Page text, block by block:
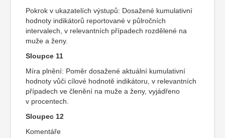
Pokrok v ukazatelích výstupů: Dosažené kumulativní
hodnoty indikátorů reportované v půlročních
intervalech, v relevantních případech rozdělené na
muže a ženy.
Sloupce 11
Míra plnění: Poměr dosažené aktuální kumulativní
hodnoty vůči cílové hodnotě indikátoru, v relevantních
případech ve členění na muže a ženy, vyjádřeno
v procentech.
Sloupec 12
Komentáře